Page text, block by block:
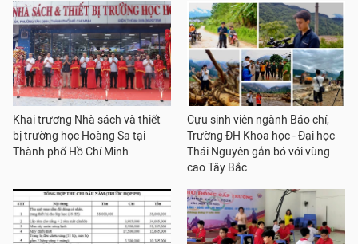
Khai trương Nhà sách và thiết
bị trường học Hoàng Sa tại
Thành phố Hồ Chí Minh
Cựu sinh viên ngành Báo chí,
Trường ĐH Khoa học - Đại học
Thái Nguyên gắn bó với vùng
cao Tây Bắc